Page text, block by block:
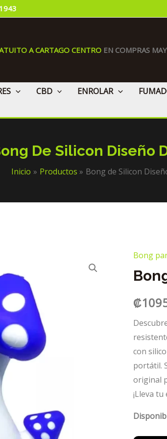
A CARTAGO CENTRO EN COMPRAS
CBD ENROLAR
De Silicon Diseño
Inicio Productos Bong de Silicon
Bong
₡
con
portátil.
original
¡Lleva